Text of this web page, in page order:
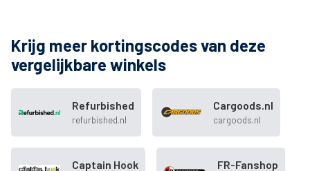
Krijg meer kortingscodes van deze
vergelijkbare winkels
Refurbished
refurbished.nl
Cargoods.nl
cargoods.nl
Captain Hook FR-Fanshop